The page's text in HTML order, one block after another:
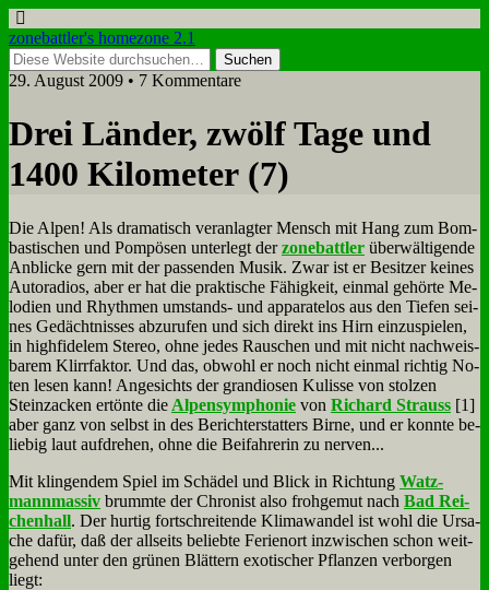
zonebattler's homezone 2.1
29. August 2009 • 7 Kommentare
Drei Län­der, zwölf Ta­ge und
1400 Ki­lo­me­ter (7)
Die Al­pen! Als dra­ma­tisch ver­an­lag­ter Mensch mit Hang zum Bom­
ba­sti­schen und Pom­pö­sen un­ter­legt derzone­batt­ler über­wäl­ti­gen­de
An­blicke gern mit der pas­sen­den Mu­sik. Zwar ist er Be­sit­zer kei­nes
Au­to­ra­di­os, aber er hat die prak­ti­sche Fä­hig­keit, ein­mal ge­hör­te Me­
lo­dien und Rhyth­men um­stands- und ap­pa­ra­te­los aus den Tie­fen sei­
nes Ge­dächt­nis­ses ab­zu­ru­fen und sich di­rekt ins Hirn ein­zu­spie­len,
in high­fi­de­lem Ste­reo, oh­ne je­des Rau­schen und mit nicht nach­weis­
ba­rem Klirr­fak­tor. Und das, ob­wohl er noch nicht ein­mal rich­tig No­
ten le­sen kann! An­ge­sichts der gran­dio­sen Ku­lis­se von stol­zen
Stein­zacken er­tön­te die Al­pen­sym­pho­nie von Ri­chard Strauss [1]
aber ganz von selbst in des Be­richt­erstat­ters Bir­ne, und er konn­te be­
lie­big laut auf­dre­hen, oh­ne die Bei­fah­re­rin zu ner­ven...
Mit klin­gen­dem Spiel im Schä­del und Blick in Rich­tung Watz­
mann­mas­siv brumm­te der Chro­nist al­so froh­ge­mut nach Bad Rei­
chen­hall. Der hur­tig fort­schrei­ten­de Kli­ma­wan­del ist wohl die Ur­sa­
che da­für, daß der all­seits be­lieb­te Fe­ri­en­ort in­zwi­schen schon weit­
ge­hend un­ter den grü­nen Blät­tern exo­ti­scher Pflan­zen ver­bor­gen
liegt: